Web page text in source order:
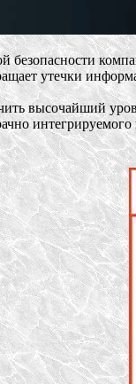
утечки
высочайший